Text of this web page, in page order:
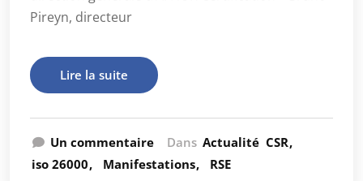
Pireyn, directeur
Lire la suite
Un commentaire Dans Actualité CSR
iso 26000
Manifestations RSE